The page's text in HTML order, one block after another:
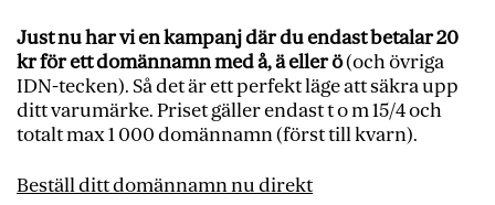
Just nu har vi en kampanj där du endast betalar 20
kr för ett domännamn med å, ä eller ö(och övriga
IDN-tecken). Så det är ett perfekt läge att säkra upp
ditt varumärke. Priset gäller endast t o m 15/4 och
totalt max 1 000 domännamn (först till kvarn).
Beställ ditt domännamn nu direkt